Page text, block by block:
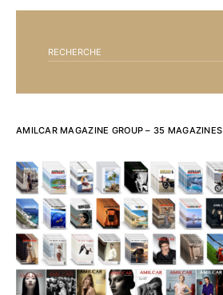
AMILCAR MAGAZINE GROUP – 35 MAGAZINES